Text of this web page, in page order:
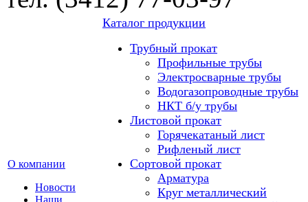
О компании
Новости
Наши
Каталог продукции
Трубный прокат
Профильные трубы
Электросварные трубы
Водогазопроводные трубы
НКТ б/у трубы
Листовой прокат
Горячекатаный лист
Рифленый лист
Сортовой прокат
Арматура
Круг металлический